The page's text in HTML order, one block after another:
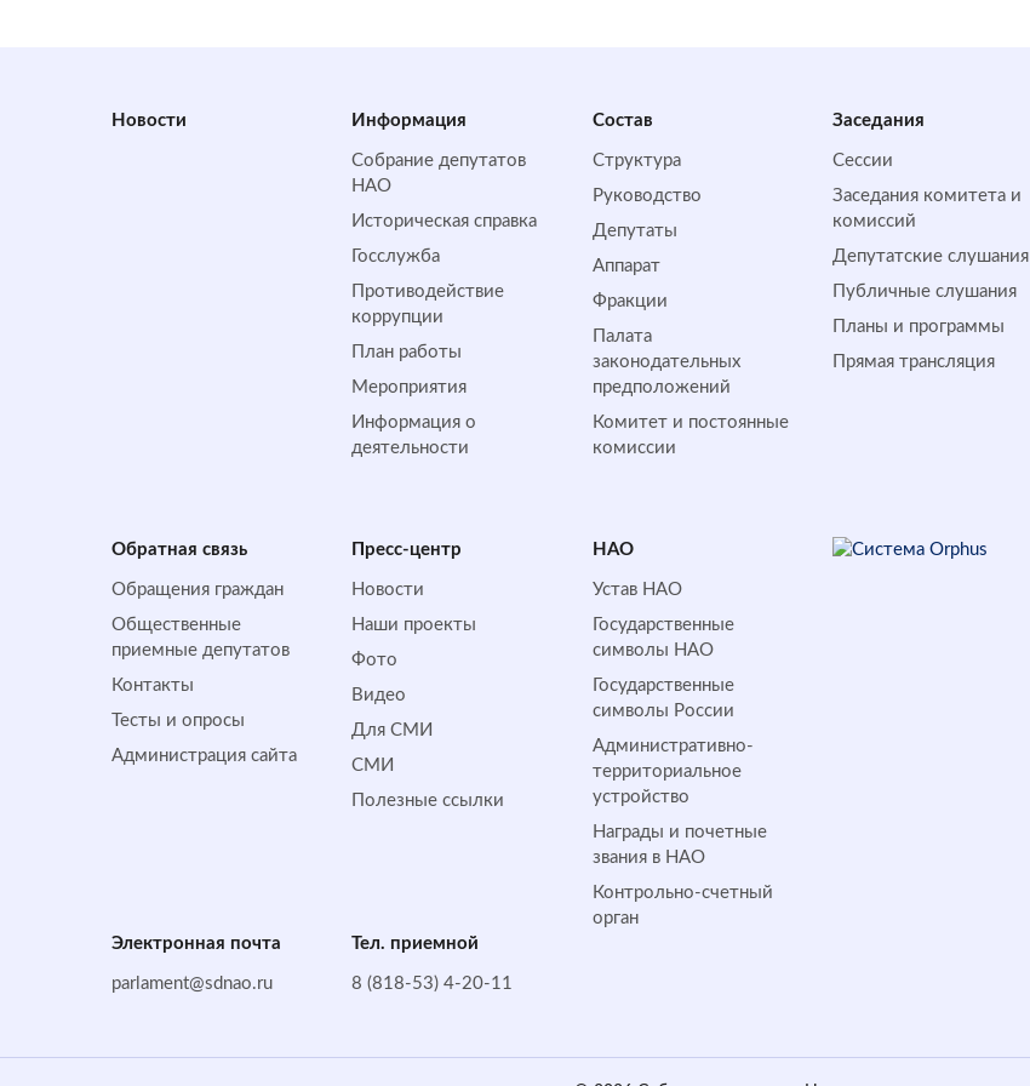
Новости Информация
Собрание депутатов
НАО
Историческая справка
Госслужба
Противодействие
коррупции
План работы
Мероприятия
Информация о
деятельности
Состав
Структура
Руководство
Депутаты
Аппарат
Фракции
Палата
законодательных
предположений
Комитет и постоянные
комиссии
Заседания
Сессии
Заседания комитета и
комиссий
Депутатские слушания
Публичные слушания
Планы и программы
Прямая трансляция
Обратная cвязь
Обращения граждан
Общественные
приемные депутатов
Контакты
Тесты и опросы
Администрация сайта
Пресс-центр
Новости
Наши проекты
Фото
Видео
Для СМИ
СМИ
Полезные ссылки
НАО
Устав НАО
Государственные
символы НАО
Государственные
символы России
Административно-
территориальное
устройство
Награды и почетные
звания в НАО
Контрольно-счетный
орган
Электронная почта
parlament@sdnao.ru
Тел. приемной
8 (818-53) 4-20-11